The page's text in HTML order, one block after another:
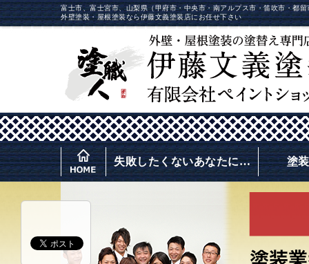
富士市、富士宮市、山梨県（甲府市・中央市・南アルプス市・笛吹市・都
外壁塗装・屋根塗装なら伊藤文義塗装店にお任せ下さい
失敗したくないあなたに… 塗